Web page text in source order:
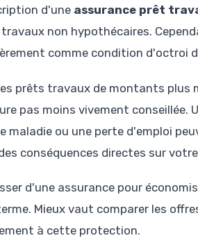
d'une assurance prêt
non hypothécaires.
comme condition
prêts travaux de montants plus
pas moins vivement
maladie ou une perte d'emploi
conséquences directes sur
d'une assurance pour
Mieux vaut comparer les
à cette protection.